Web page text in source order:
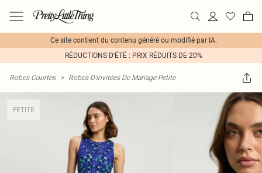
Ce site contient du contenu généré ou modifié par IA.
RÉDUCTIONS D'ÉTÉ : PRIX RÉDUITS DE 20%
Robes Courtes > Robes D'invitées De Mariage Petite
PETITE